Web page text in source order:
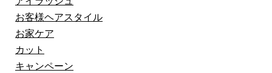
お客様ヘアスタイル
お家ケア
カット
キャンペーン